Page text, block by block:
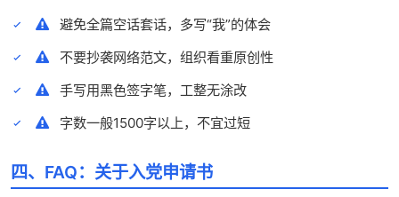
避免全篇空话套话，多写“我”的体会
不要抄袭网络范文，组织看重原创性
手写用黑色签字笔，工整无涂改
字数一般1500字以上，不宜过短
四、FAQ：关于入党申请书